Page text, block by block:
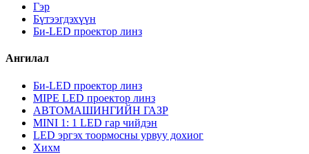
Гэр
Бүтээгдэхүүн
Би-LED проектор линз
Ангилал
Би-LED проектор линз
MIPE LED проектор линз
АВТОМАШИНГИЙН ГАЗР
MINI 1: 1 LED гар чийдэн
LED эргэх тоормосны урвуу дохиог
Хихм